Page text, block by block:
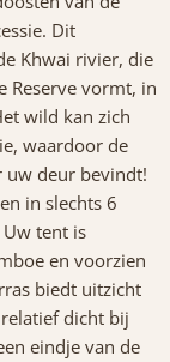
Dit
Khwai rivier, die
Reserve vormt, in
wild kan zich
waardoor de
uw deur bevindt!
in slechts 6
tent is
en voorzien
biedt uitzicht
dicht bij
eindje van de